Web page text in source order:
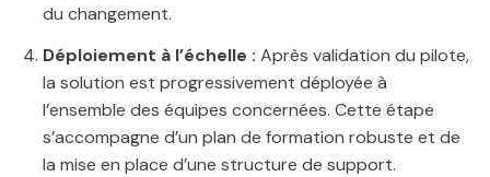
du changement.
Déploiement à l’échelle : Après validation du pilote,
la solution est progressivement déployée à
l’ensemble des équipes concernées. Cette étape
s’accompagne d’un plan de formation robuste et de
la mise en place d’une structure de support.